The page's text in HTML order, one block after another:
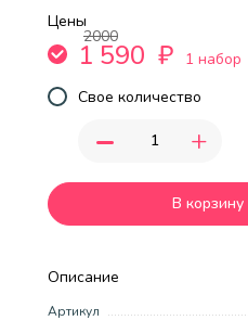
Описание
Артикул
Цены
2000
1 590 ₽
1 набор
Свое количество
- +
В корзину